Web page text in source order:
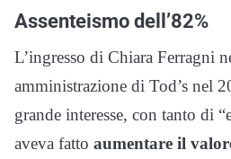
Assenteismo dell’82%
L’ingresso di Chiara Ferragni
amministrazione di Tod’s nel
grande interesse, con tanto di
aveva fatto aumentare il